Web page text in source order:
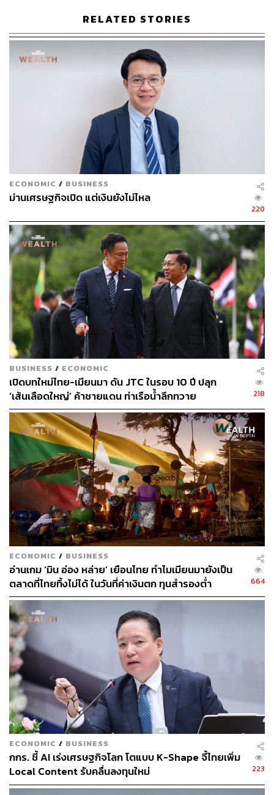
ส่งผลให้การจดทะเบียนเลิกช่วง 8 เดือนของปี 2568
(มกราคม-สิงหาคม 2568) มีจำนวน 9,729 ราย ลดลง 263
ราย (2.63%) เมื่อเทียบกับช่วง 8 เดือนของปี 2567 (9,992
ราย) ทุนจดทะเบียนเลิกสะสมอยู่ที่ 63,033 ล้านบาท ลดลง
36,360 ล้านบาท (36.58%) เมื่อเทียบกับช่วง 8 เดือนของปี
2567 (99,393 ล้านบาท)
โดยธุรกิจที่เลิกประกอบกิจการสูงสุด 3 อันดับแรก ได้แก่ 1.
ธุรกิจก่อสร้างอาคารทั่วไป 828 ราย 2. ธุรกิจอสังหาริมทรัพย์
503 ราย และ 3. ธุรกิจภัตตาคาร/ร้านอาหาร 418 ราย คิดเป็น
สัดส่วน 8.51%, 5.17% และ 4.30% จากจำนวนการจด
ทะเบียนเลิกธุรกิจในช่วง 8 เดือนแรกของปี 2568 ตามลำดับ
สำหรับสัดส่วนของการจัดตั้งธุรกิจและจดเลิกในช่วง 8 เดือน
แรกของปี 2568 อยู่ที่ 6:1 กล่าวคือ จัดตั้ง 6 ราย เลิก 1 ราย
โดยสัดส่วนนี้เท่ากับค่าเฉลี่ยในช่วง 5 ปีย้อนหลัง (2563-
2567)
ทั้งนี้ ในปี 2568 มีจำนวนจัดตั้งใหม่ 59,189 ราย ที่สูงกว่าค่า
เฉลี่ย 5 ปี ย้อนหลังที่มีจำนวน 54,746 ราย และยังคงเป็นไป
ตามวัฏจักรของการจดทะเบียนธุรกิจ
ส่อง 3 ธุรกิจโต-ชะลอการจัดตั้ง
สำหรับประเภทธุรกิจที่มีอัตราเติบโตเพิ่มขึ้นในช่วง 8 เดือน
ของปี 2568 ใน 3 อันดับแรก เมื่อเทียบกับช่วงเวลาเดียวกัน
ของปี 2567 คือ 1. ธุรกิจขายส่งสินค้าทั่วไปโดยได้รับค่า
ตอบแทนหรือตามสัญญาจ้าง เพิ่มขึ้น 368 รายคิดเป็น
51.18% 2. ธุรกิจโรงแรม รีสอร์ทและห้องชุด เพิ่มขึ้น 305
ราย คิดเป็น 44.79% และ 3. ธุรกิจขนส่ง ขนถ่ายสินค้า และ
คนโดยสาร เพิ่มขึ้น 288 ราย คิดเป็น 26.18%
ส่วนธุรกิจที่ชะลอการจัดตั้ง ได้แก่
ธุรกิจตัวแทนและนายหน้าอสังหาริมทรัพย์ ลดลง 343
ราย คิดเป็น 27.77%
ธุรกิจอสังหาริมทรัพย์ ลดลง 1,079 ราย คิดเป็น
ธุรกิจภัตตาคาร/ร้านอาหาร ลดลง 427 ราย คิดเป็น
15.05%
8 เดือน ทุนต่างชาติลงทุนเพิ่มกว่า 125%
ด้านการลงทุนจากต่างชาติในไทยช่วง 8 เดือนแรกปี 2568 พุ่ง
แตะ 225,536 ล้านบาท เพิ่มขึ้นกว่า 125% จากปีก่อน
RELATED STORIES
ECONOMIC / BUSINESS
ม่านเศรษฐกิจเปิด แต่เงินยังไม่ไหล
220
BUSINESS / ECONOMIC
เปิดบทใหม่ไทย-เมียนมา ดัน JTC ในรอบ 10 ปี ปลุก
‘เส้นเลือดใหญ่’ ค้าชายแดน ท่าเรือน้ำลึกทวาย
218
ECONOMIC / BUSINESS
อ่านเกม ‘มิน อ่อง หล่าย’ เยือนไทย ทำไมเมียนมายังเป็น
ตลาดที่ไทยทิ้งไม่ได้ ในวันที่ค่าเงินตก ทุนสำรองต่ำ
664
ECONOMIC / BUSINESS
กกร. ชี้ AI เร่งเศรษฐกิจโลก โตแบบ K-Shape จี้ไทยเพิ่ม
Local Content รับคลื่นลงทุนใหม่
223